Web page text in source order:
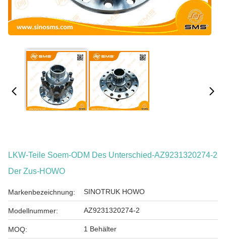
LKW-Teile Soem-ODM Des Unterschied-AZ9231320274-2
Der Zus-HOWO
Markenbezeichnung: SINOTRUK HOWO
Modellnummer: AZ9231320274-2
MOQ: 1 Behälter